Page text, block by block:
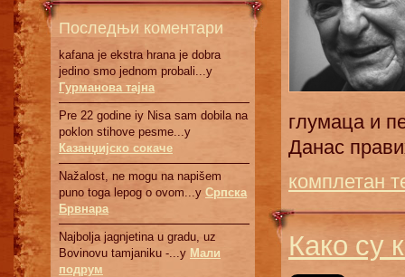
Последњи коментари
kafana je ekstra hrana je dobra
jedino smo jednom probali...у
Гурманова тајна
Pre 22 godine iy Nisa sam dobila na
poklon stihove pesme...у
Казанџијско сокаче
Nažalost, ne mogu na napišem
puno toga lepog o ovom...у Српскa
Брвнaрa
Najbolja jagnjetina u gradu, uz
Bovinovu tamjaniku -...у Мали
подрум
глумaцa и
Дaнaс
комплетан
Како су